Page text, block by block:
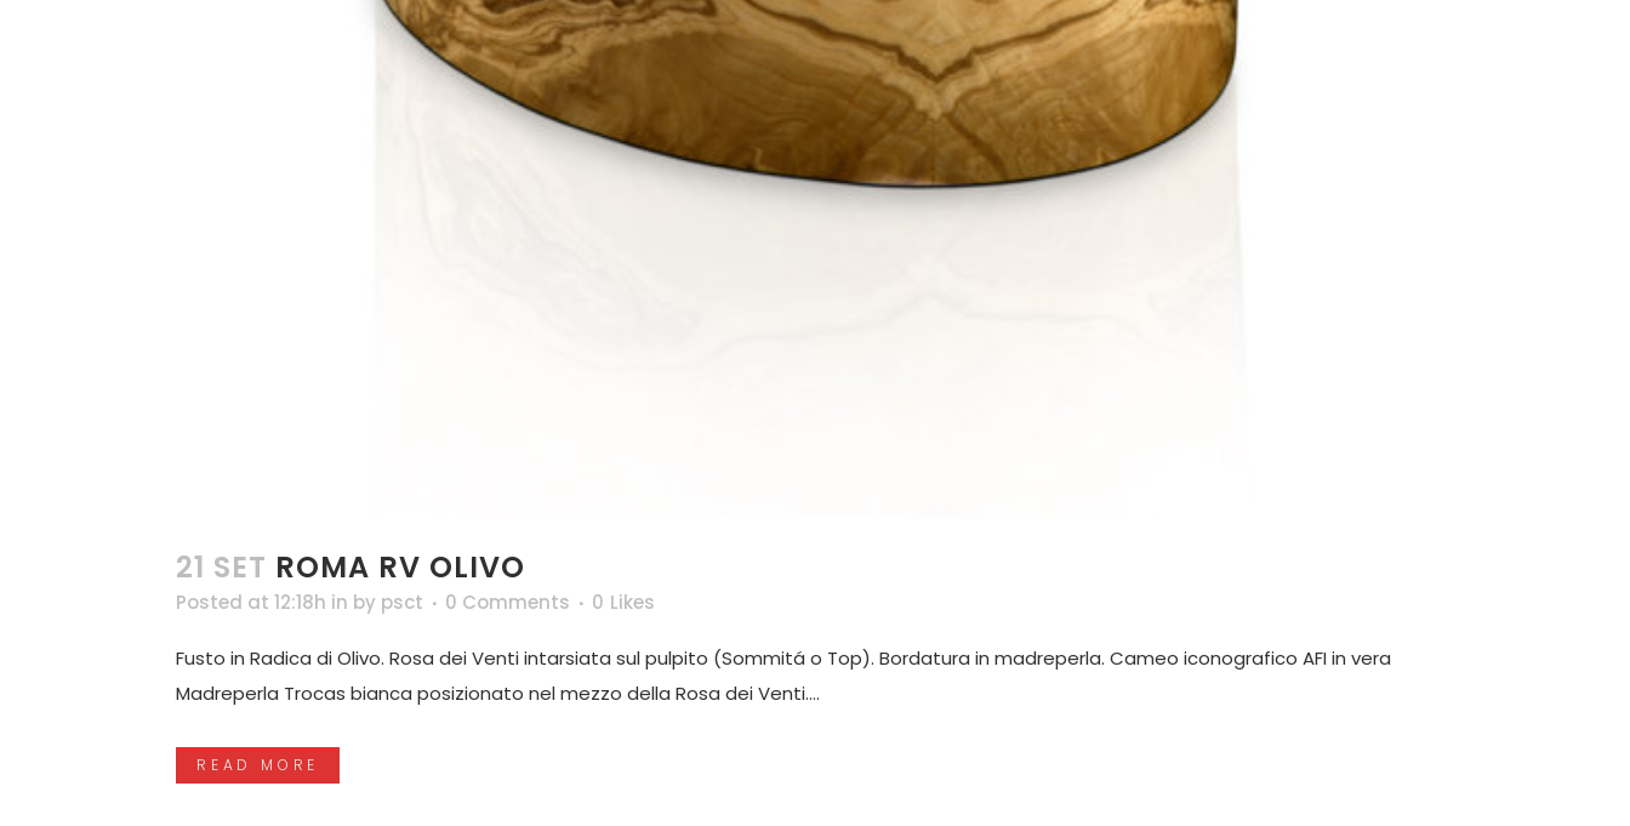
21 SET ROMA RV OLIVO
Posted at 12:18h in by psct 0 Comments 0 Likes
Fusto in Radica di Olivo. Rosa dei Venti intarsiata sul pulpito (Sommitá o Top). Bordatura in madreperla. Cameo iconografico AFI in vera
Madreperla Trocas bianca posizionato nel mezzo della Rosa dei Venti....
READ MORE